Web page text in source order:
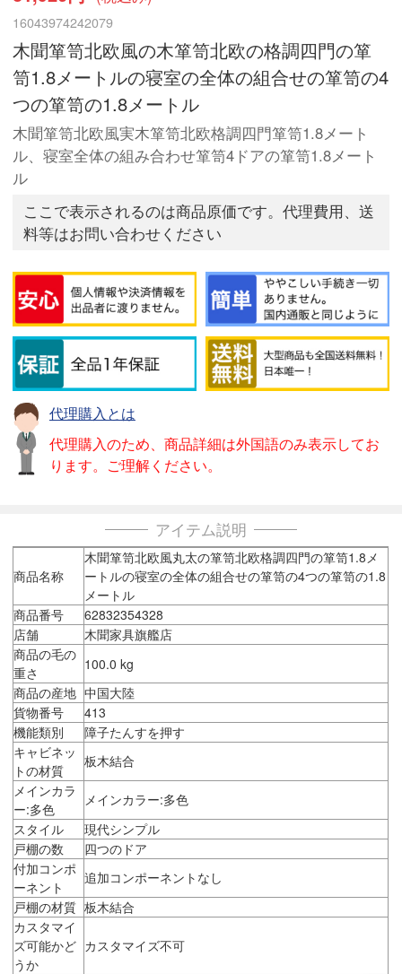
16043974242079
木聞箪笥北欧風の木箪笥北欧の格調四門の箪
笥1.8メートルの寝室の全体の組合せの箪笥の4
つの箪笥の1.8メートル
木聞箪笥北欧風実木箪笥北欧格調四門箪笥1.8メート
ル、寝室全体の組み合わせ箪笥4ドアの箪笥1.8メート
ル
ここで表示されるのは商品原価です。代理費用、送
料等はお問い合わせください
代理購入とは
代理購入のため、商品詳細は外国語のみ表示してお
ります。ご理解ください。
アイテム説明
商品名称
木聞箪笥北欧風丸太の箪笥北欧格調四門の箪笥1.8メ
ートルの寝室の全体の組合せの箪笥の4つの箪笥の1.8
メートル
商品番号
62832354328
店舗
木聞家具旗艦店
商品の毛の
重さ
100.0 kg
商品の産地 中国大陸
貨物番号
413
機能類別
障子たんすを押す
キャビネッ
トの材質
板木結合
メインカラ
ー:多色
メインカラー:多色
スタイル
現代シンプル
戸棚の数
四つのドア
付加コンポ
ーネント
追加コンポーネントなし
戸棚の材質 板木結合
カスタマイ
ズ可能かど
うか
カスタマイズ不可